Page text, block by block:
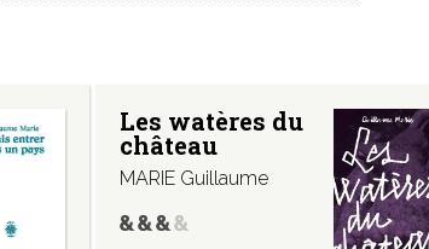
Les watères du
château
MARIE Guillaume